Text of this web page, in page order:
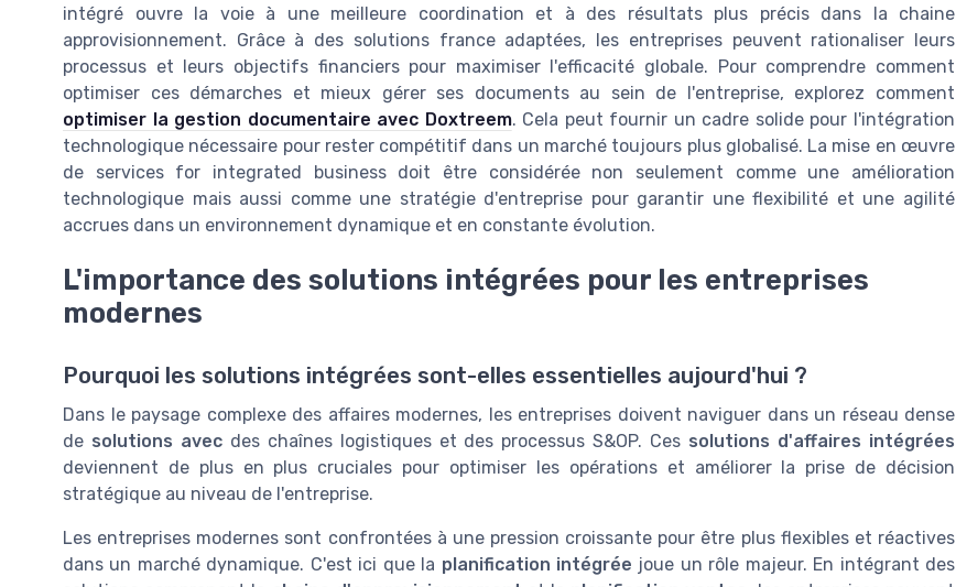
intégré ouvre la voie à une meilleure coordination et à des résultats plus précis dans la chaine
approvisionnement. Grâce à des solutions france adaptées, les entreprises peuvent rationaliser leurs
processus et leurs objectifs financiers pour maximiser l'efficacité globale. Pour comprendre comment
optimiser ces démarches et mieux gérer ses documents au sein de l'entreprise, explorez comment
optimiser la gestion documentaire avec Doxtreem. Cela peut fournir un cadre solide pour l'intégration
technologique nécessaire pour rester compétitif dans un marché toujours plus globalisé. La mise en œuvre
de services for integrated business doit être considérée non seulement comme une amélioration
technologique mais aussi comme une stratégie d'entreprise pour garantir une flexibilité et une agilité
accrues dans un environnement dynamique et en constante évolution.
L'importance des solutions intégrées pour les entreprises
modernes
Pourquoi les solutions intégrées sont-elles essentielles aujourd'hui ?
Dans le paysage complexe des affaires modernes, les entreprises doivent naviguer dans un réseau dense
de solutions avecdes chaînes logistiques et des processus S&OP. Ces solutions d'affaires intégrées
deviennent de plus en plus cruciales pour optimiser les opérations et améliorer la prise de décision
stratégique au niveau de l'entreprise.
Les entreprises modernes sont confrontées à une pression croissante pour être plus flexibles et réactives
dans un marché dynamique. C'est ici que la planification intégrée joue un rôle majeur. En intégrant des